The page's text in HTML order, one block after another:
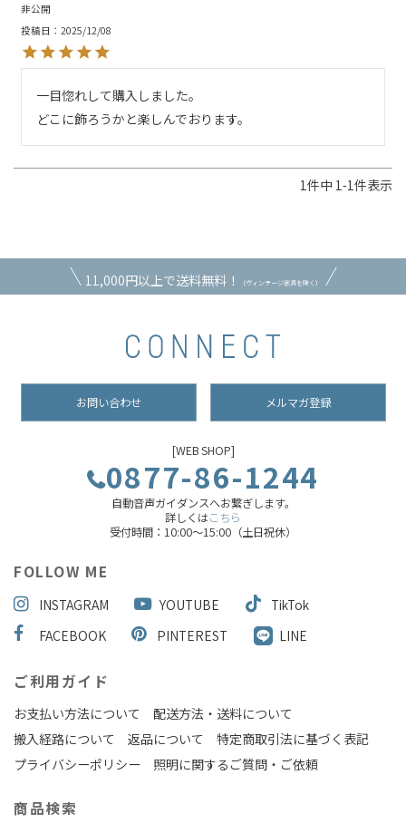
非公開
投稿日
2025/12/08
一目惚れして購入しました。
どこに飾ろうかと楽しんでおります。
1件中 1-1件表示
11,000円以上で送料無料！ （ヴィンテージ家具を除く）
お問い合わせ メルマガ登録
[WEB SHOP]
0877-86-1244
自動音声ガイダンスへお繋ぎします。
詳しくはこちら
受付時間：10:00～15:00（土日祝休）
FOLLOW ME
INSTAGRAM YOUTUBE
TikTok
FACEBOOK
PINTEREST LINE
ご利用ガイド
お支払い方法について
配送方法・送料について
搬入経路について
返品について
特定商取引法に基づく表記
プライバシーポリシー
照明に関するご質問・ご依頼
商品検索